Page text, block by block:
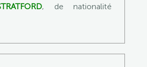
, de nationalité